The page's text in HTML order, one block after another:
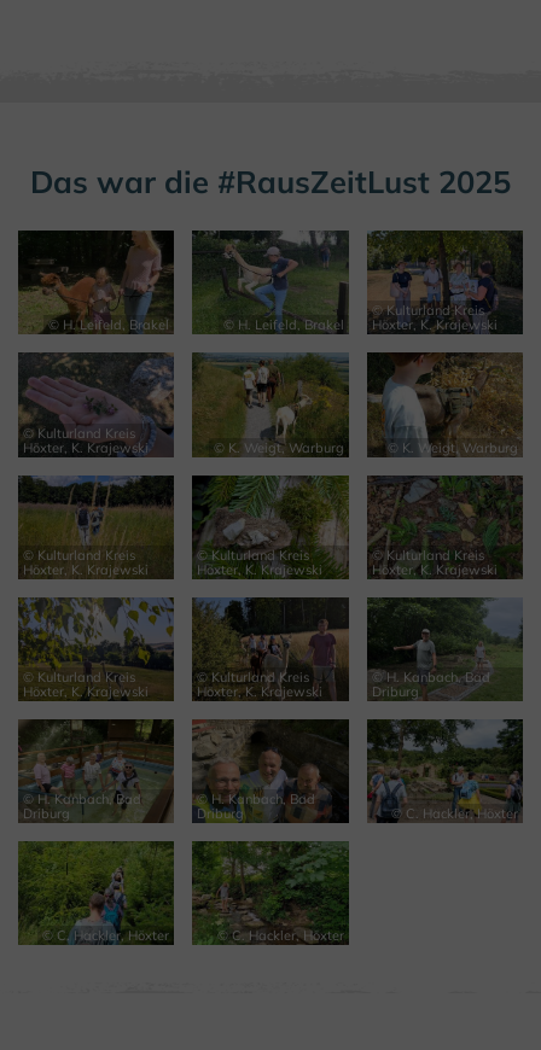
Das war die #RausZeitLust 2025
© H. Leifeld, Brakel © H. Leifeld, Brakel
© Kulturland Kreis
Höxter, K. Krajewski
© Kulturland Kreis
Höxter, K. Krajewski
© K. Weigt, Warburg © K. Weigt, Warburg
© Kulturland Kreis
Höxter, K. Krajewski
© Kulturland Kreis
Höxter, K. Krajewski
© Kulturland Kreis
Höxter, K. Krajewski
© Kulturland Kreis
Höxter, K. Krajewski
© Kulturland Kreis
Höxter, K. Krajewski
© H. Kanbach, Bad
Driburg
© H. Kanbach, Bad
Driburg
© H. Kanbach, Bad
Driburg
© C. Hackler, Höxter
© C. Hackler, Höxter © C. Hackler, Höxter